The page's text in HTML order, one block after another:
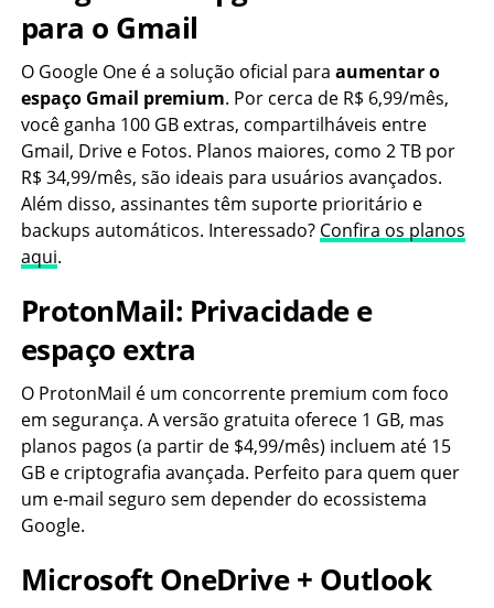
para o Gmail
O Google One é a solução oficial para aumentar o
espaço Gmail premium. Por cerca de R$ 6,99/mês,
você ganha 100 GB extras, compartilháveis entre
Gmail, Drive e Fotos. Planos maiores, como 2 TB por
R$ 34,99/mês, são ideais para usuários avançados.
Além disso, assinantes têm suporte prioritário e
backups automáticos. Interessado? Confira os planos
aqui.
ProtonMail: Privacidade e
espaço extra
O ProtonMail é um concorrente premium com foco
em segurança. A versão gratuita oferece 1 GB, mas
planos pagos (a partir de $4,99/mês) incluem até 15
GB e criptografia avançada. Perfeito para quem quer
um e-mail seguro sem depender do ecossistema
Google.
Microsoft OneDrive + Outlook